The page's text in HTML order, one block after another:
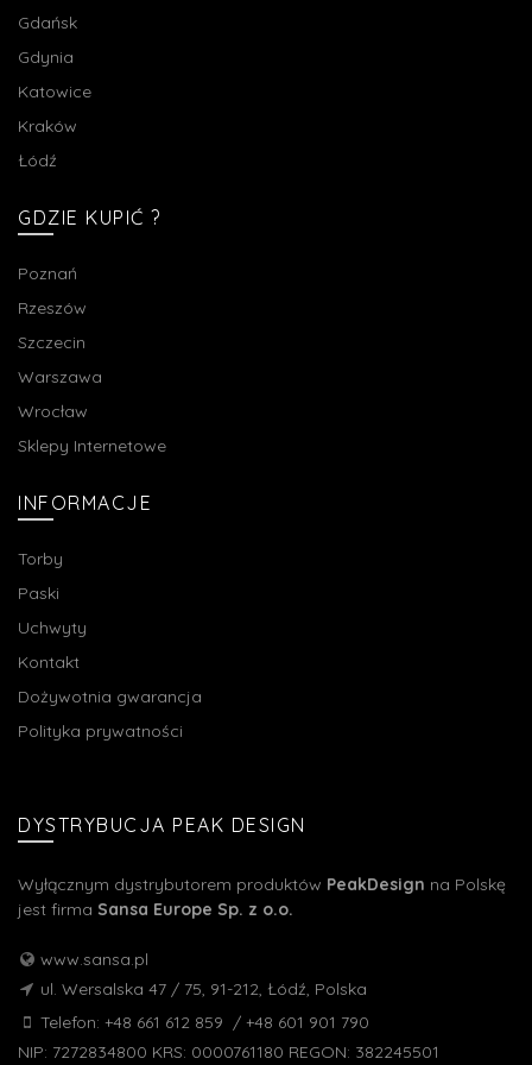
Gdańsk
Gdynia
Katowice
Kraków
Łódź
GDZIE KUPIĆ ?
Poznań
Rzeszów
Szczecin
Warszawa
Wrocław
Sklepy Internetowe
INFORMACJE
Torby
Paski
Uchwyty
Kontakt
Dożywotnia gwarancja
Polityka prywatności
DYSTRYBUCJA PEAK DESIGN
Wyłącznym dystrybutorem produktów PeakDesign na Polskę
jest firma Sansa Europe Sp. z o.o.
www.sansa.pl
ul. Wersalska 47 / 75, 91-212, Łódź, Polska
Telefon: +48 661 612 859 / +48 601 901 790
NIP: 7272834800 KRS: 0000761180 REGON: 382245501